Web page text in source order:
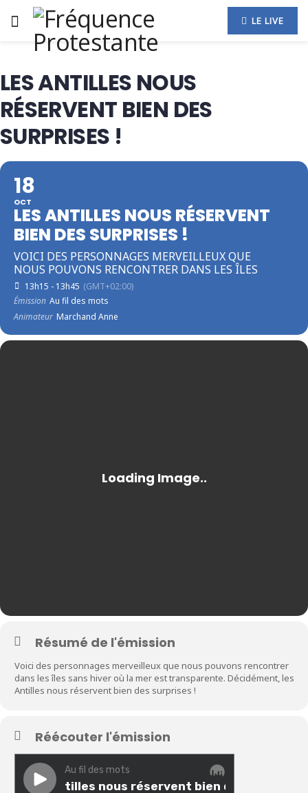
LE LIVE
LES ANTILLES NOUS
RÉSERVENT BIEN DES
SURPRISES !
18
OCT
LES ANTILLES NOUS RÉSERVENT
BIEN DES SURPRISES !
VOICI DES PERSONNAGES MERVEILLEUX QUE
NOUS POUVONS RENCONTRER DANS LES ÎLES
13h15 - 13h45 (GMT+02:00)
Émission Au fil des mots
Animateur Marchand Anne
Résumé de l'émission
Voici des personnages merveilleux que nous pouvons rencontrer
dans les îles sans hiver où la mer est transparente. Décidément, les
Antilles nous réservent bien des surprises !
Réécouter l'émission